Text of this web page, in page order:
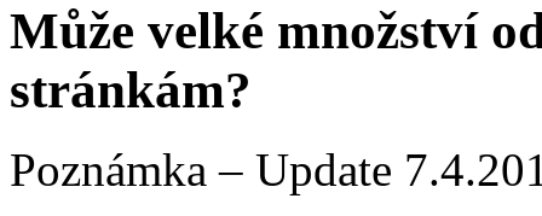
Může velké množství
stránkám?
Poznámka – Update